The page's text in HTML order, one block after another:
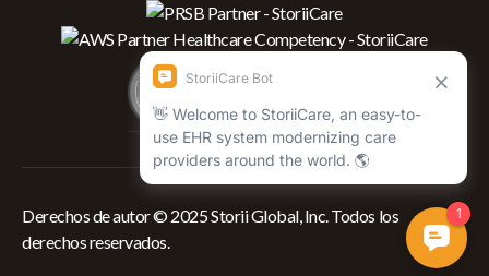
Derechos de autor © 2025 Storii Global, Inc. Todos los
derechos reservados.